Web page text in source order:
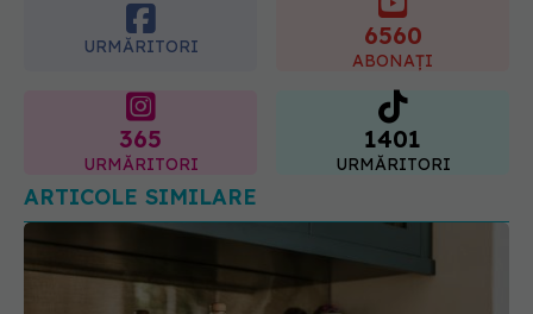
URMĂRITORI 6560
ABONAȚI
365
URMĂRITORI
1401
URMĂRITORI
ARTICOLE SIMILARE